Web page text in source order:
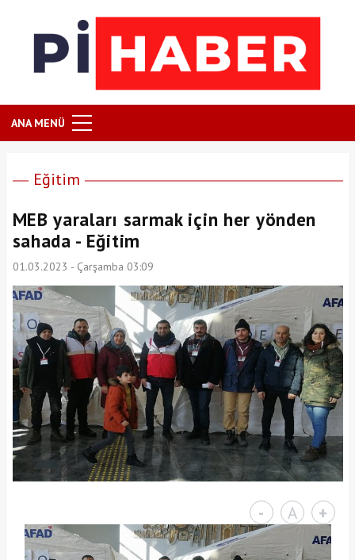
ANA MENÜ
Eğitim
MEB yaraları sarmak için her yönden
sahada - Eğitim
01.03.2023 - Çarşamba 03:09
- A +